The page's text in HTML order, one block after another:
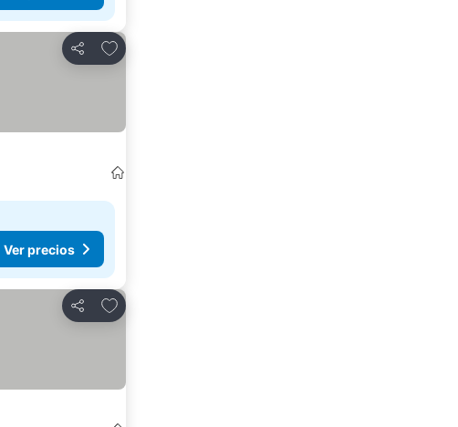
Compartir
Agregar a favoritos
Ver precios
Compartir
Agregar a favoritos